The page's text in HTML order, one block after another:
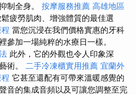
制全身。 按摩服務推薦 高雄地區
疲勞肌肉、增強體質的最佳選
當您沉浸在我們價格實惠的牙科
參加一場純粹的水療日一樣。
此外，它的外觀也令人印象深
術。 二手冷凍櫃實用推薦 宜蘭外
它甚至還配有可帶來溫暖感覺的
音的集成音頻以及可讓您調整至完